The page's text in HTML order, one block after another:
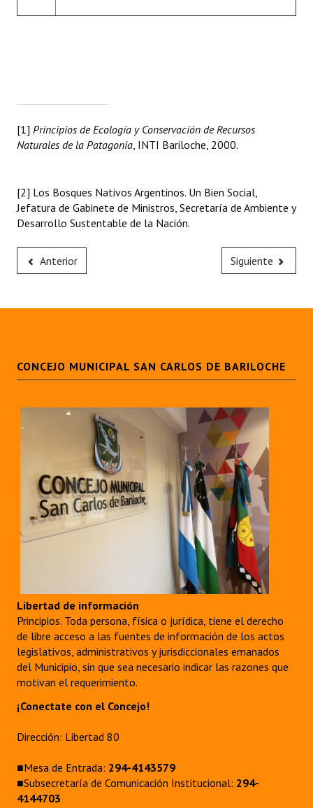
[1] Principios de Ecología y Conservación de Recursos
Naturales de la Patagonia, INTI Bariloche, 2000.
[2] Los Bosques Nativos Argentinos. Un Bien Social,
Jefatura de Gabinete de Ministros, Secretaría de Ambiente y
Desarrollo Sustentable de la Nación.
Anterior Siguiente
CONCEJO MUNICIPAL SAN CARLOS DE BARILOCHE
Libertad de información
Principios. Toda persona, física o jurídica, tiene el derecho
de libre acceso a las fuentes de información de los actos
legislativos, administrativos y jurisdiccionales emanados
del Municipio, sin que sea necesario indicar las razones que
motivan el requerimiento.
¡Conectate con el Concejo!
Dirección: Libertad 80
■Mesa de Entrada: 294-4143579
■Subsecretaría de Comunicación Institucional: 294-
4144703